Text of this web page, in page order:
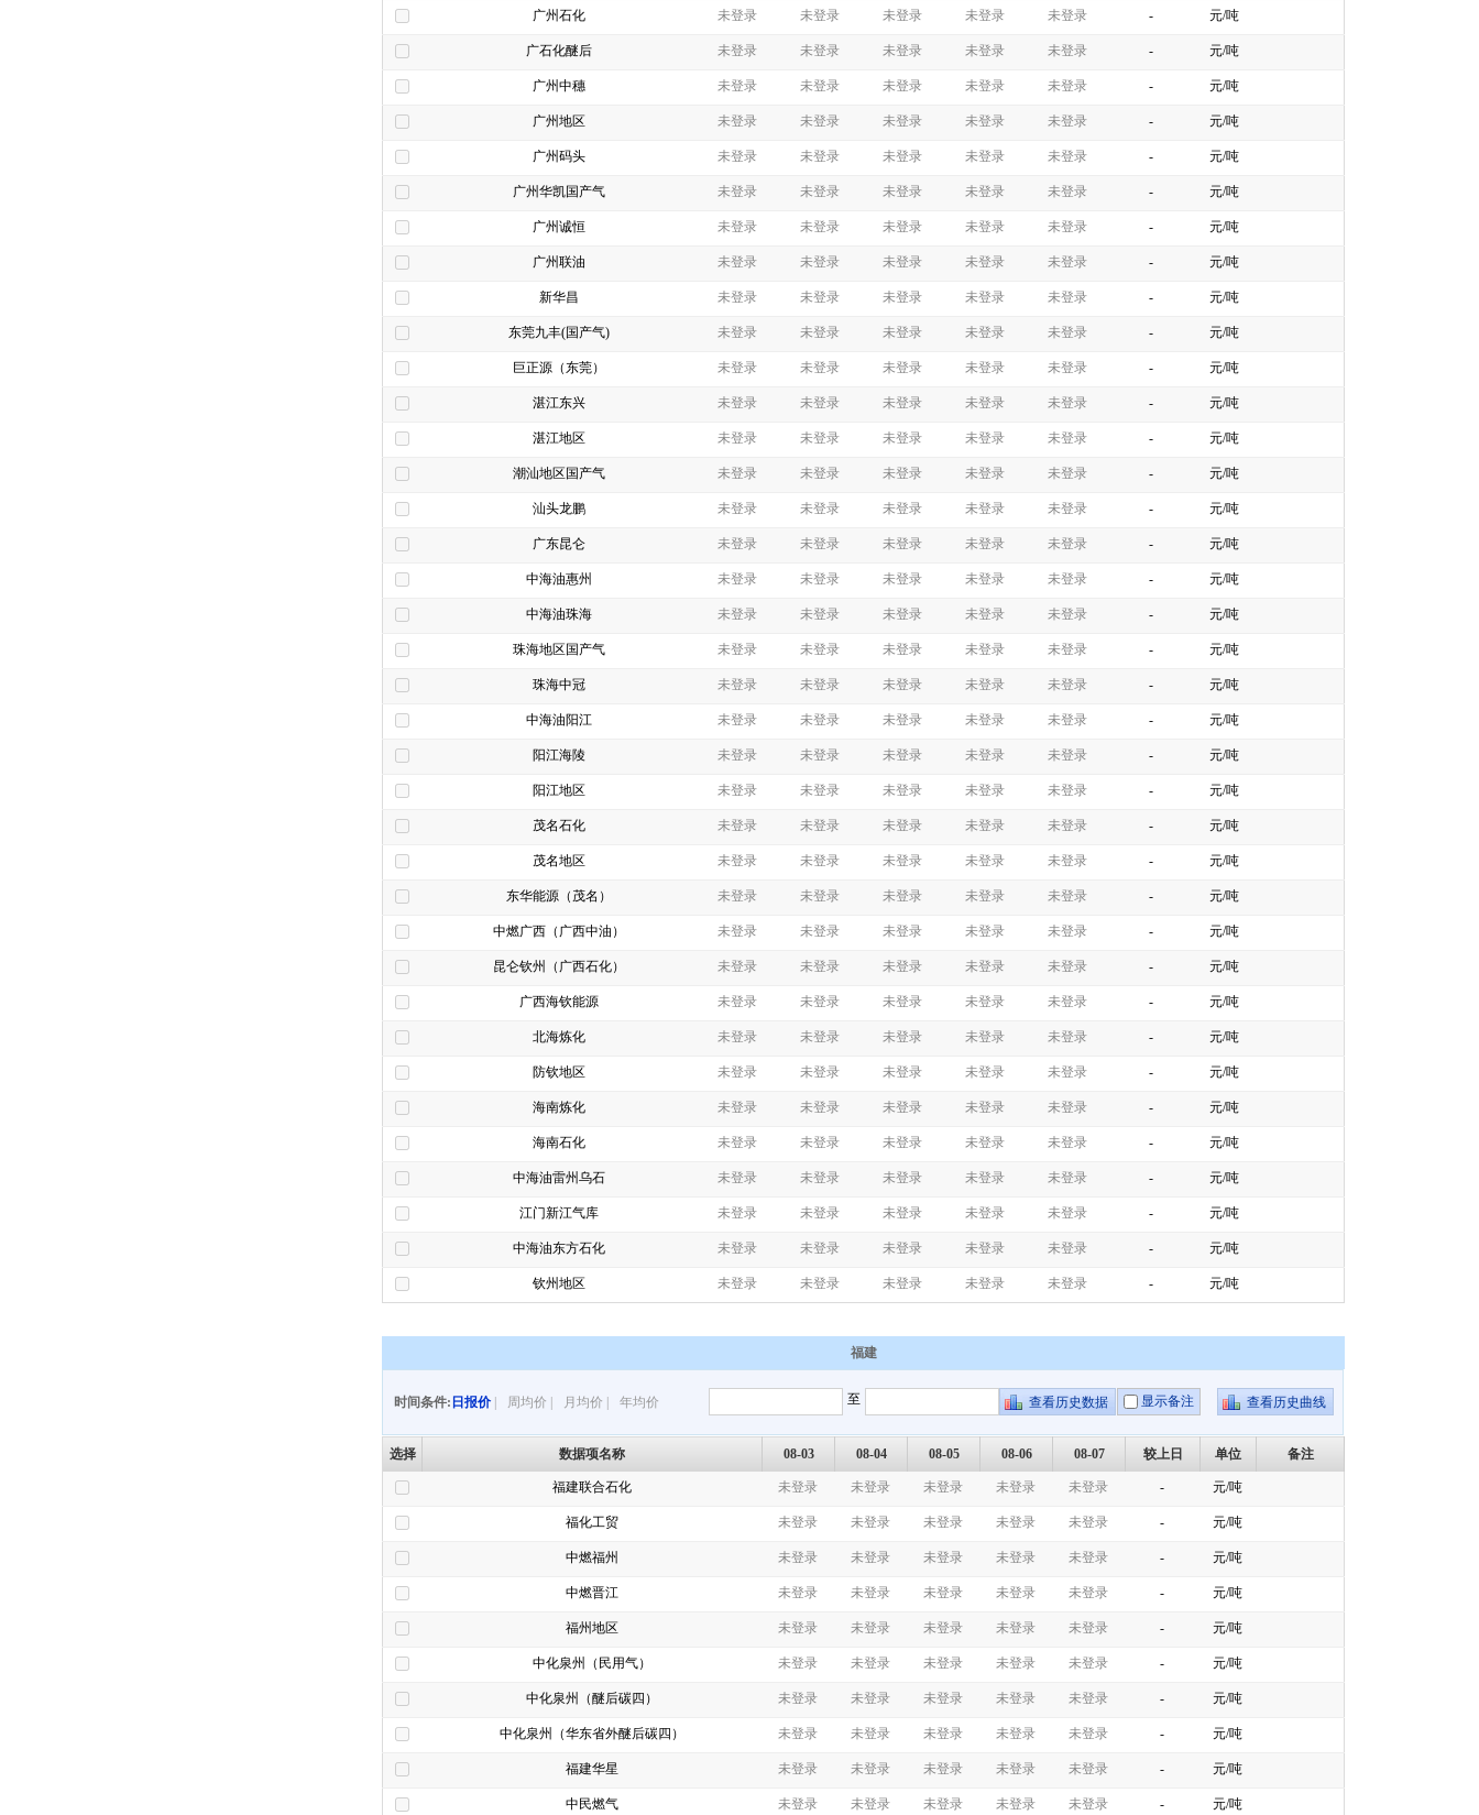
广州石化 未登录 未登录 未登录 未登录 未登录 - 元/吨
广石化醚后 未登录 未登录 未登录 未登录 未登录 - 元/吨
广州中穗 未登录 未登录 未登录 未登录 未登录 - 元/吨
广州地区 未登录 未登录 未登录 未登录 未登录 - 元/吨
广州码头 未登录 未登录 未登录 未登录 未登录 - 元/吨
广州华凯国产气 未登录 未登录 未登录 未登录 未登录 - 元/吨
广州诚恒 未登录 未登录 未登录 未登录 未登录 - 元/吨
广州联油 未登录 未登录 未登录 未登录 未登录 - 元/吨
新华昌 未登录 未登录 未登录 未登录 未登录 - 元/吨
东莞九丰(国产气) 未登录 未登录 未登录 未登录 未登录 - 元/吨
巨正源（东莞） 未登录 未登录 未登录 未登录 未登录 - 元/吨
湛江东兴 未登录 未登录 未登录 未登录 未登录 - 元/吨
湛江地区 未登录 未登录 未登录 未登录 未登录 - 元/吨
潮汕地区国产气 未登录 未登录 未登录 未登录 未登录 - 元/吨
汕头龙鹏 未登录 未登录 未登录 未登录 未登录 - 元/吨
广东昆仑 未登录 未登录 未登录 未登录 未登录 - 元/吨
中海油惠州 未登录 未登录 未登录 未登录 未登录 - 元/吨
中海油珠海 未登录 未登录 未登录 未登录 未登录 - 元/吨
珠海地区国产气 未登录 未登录 未登录 未登录 未登录 - 元/吨
珠海中冠 未登录 未登录 未登录 未登录 未登录 - 元/吨
中海油阳江 未登录 未登录 未登录 未登录 未登录 - 元/吨
阳江海陵 未登录 未登录 未登录 未登录 未登录 - 元/吨
阳江地区 未登录 未登录 未登录 未登录 未登录 - 元/吨
茂名石化 未登录 未登录 未登录 未登录 未登录 - 元/吨
茂名地区 未登录 未登录 未登录 未登录 未登录 - 元/吨
东华能源（茂名） 未登录 未登录 未登录 未登录 未登录 - 元/吨
中燃广西（广西中油） 未登录 未登录 未登录 未登录 未登录 - 元/吨
昆仑钦州（广西石化） 未登录 未登录 未登录 未登录 未登录 - 元/吨
广西海钦能源 未登录 未登录 未登录 未登录 未登录 - 元/吨
北海炼化 未登录 未登录 未登录 未登录 未登录 - 元/吨
防钦地区 未登录 未登录 未登录 未登录 未登录 - 元/吨
海南炼化 未登录 未登录 未登录 未登录 未登录 - 元/吨
海南石化 未登录 未登录 未登录 未登录 未登录 - 元/吨
中海油雷州乌石 未登录 未登录 未登录 未登录 未登录 - 元/吨
江门新江气库 未登录 未登录 未登录 未登录 未登录 - 元/吨
中海油东方石化 未登录 未登录 未登录 未登录 未登录 - 元/吨
钦州地区 未登录 未登录 未登录 未登录 未登录 - 元/吨
福建
时间条件: 日报价 周均价 月均价 年均价 至 显示备注
选择 数据项名称 08-03 08-04 08-05 08-06 08-07 较上日 单位 备注
福建联合石化 未登录 未登录 未登录 未登录 未登录 - 元/吨
福化工贸 未登录 未登录 未登录 未登录 未登录 - 元/吨
中燃福州 未登录 未登录 未登录 未登录 未登录 - 元/吨
中燃晋江 未登录 未登录 未登录 未登录 未登录 - 元/吨
福州地区 未登录 未登录 未登录 未登录 未登录 - 元/吨
中化泉州（民用气） 未登录 未登录 未登录 未登录 未登录 - 元/吨
中化泉州（醚后碳四） 未登录 未登录 未登录 未登录 未登录 - 元/吨
中化泉州（华东省外醚后碳四） 未登录 未登录 未登录 未登录 未登录 - 元/吨
福建华星 未登录 未登录 未登录 未登录 未登录 - 元/吨
中民燃气 未登录 未登录 未登录 未登录 未登录 - 元/吨